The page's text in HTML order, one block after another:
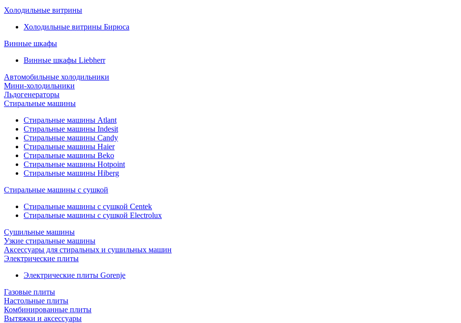
Холодильные витрины
Холодильные витрины Бирюса
Винные шкафы
Винные шкафы Liebherr
Автомобильные холодильники
Мини-холодильники
Льдогенераторы
Стиральные машины
Стиральные машины Atlant
Стиральные машины Indesit
Стиральные машины Candy
Стиральные машины Haier
Стиральные машины Beko
Стиральные машины Hotpoint
Стиральные машины Hiberg
Стиральные машины с сушкой
Стиральные машины с сушкой Centek
Стиральные машины с сушкой Electrolux
Сушильные машины
Узкие стиральные машины
Аксессуары для стиральных и сушильных машин
Электрические плиты
Электрические плиты Gorenje
Газовые плиты
Настольные плиты
Комбинированные плиты
Вытяжки и аксессуары